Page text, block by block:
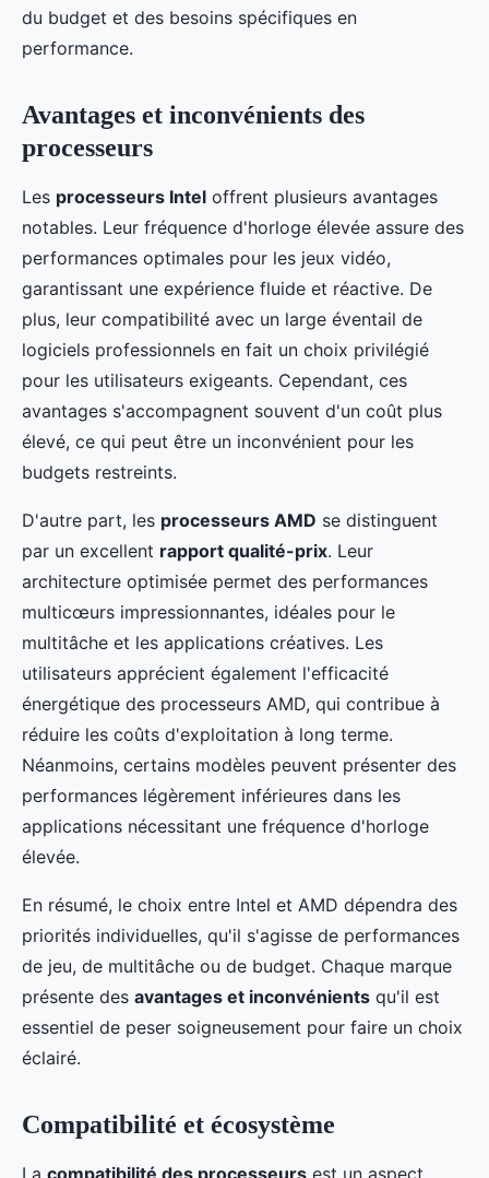
du budget et des besoins spécifiques en
performance.
Avantages et inconvénients des
processeurs
Les processeurs Intel offrent plusieurs avantages
notables. Leur fréquence d'horloge élevée assure des
performances optimales pour les jeux vidéo,
garantissant une expérience fluide et réactive. De
plus, leur compatibilité avec un large éventail de
logiciels professionnels en fait un choix privilégié
pour les utilisateurs exigeants. Cependant, ces
avantages s'accompagnent souvent d'un coût plus
élevé, ce qui peut être un inconvénient pour les
budgets restreints.
D'autre part, les processeurs AMD se distinguent
par un excellent rapport qualité-prix. Leur
architecture optimisée permet des performances
multicœurs impressionnantes, idéales pour le
multitâche et les applications créatives. Les
utilisateurs apprécient également l'efficacité
énergétique des processeurs AMD, qui contribue à
réduire les coûts d'exploitation à long terme.
Néanmoins, certains modèles peuvent présenter des
performances légèrement inférieures dans les
applications nécessitant une fréquence d'horloge
élevée.
En résumé, le choix entre Intel et AMD dépendra des
priorités individuelles, qu'il s'agisse de performances
de jeu, de multitâche ou de budget. Chaque marque
présente des avantages et inconvénients qu'il est
essentiel de peser soigneusement pour faire un choix
éclairé.
Compatibilité et écosystème